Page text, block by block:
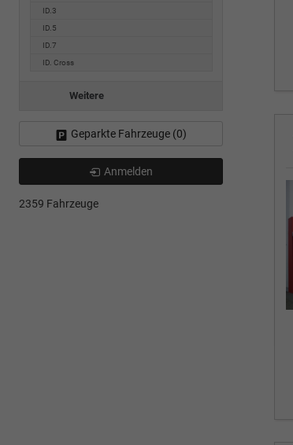
ID.3
ID.5
ID.7
ID. Cross
Weitere
Geparkte Fahrzeuge (0)
Anmelden
2359 Fahrzeuge